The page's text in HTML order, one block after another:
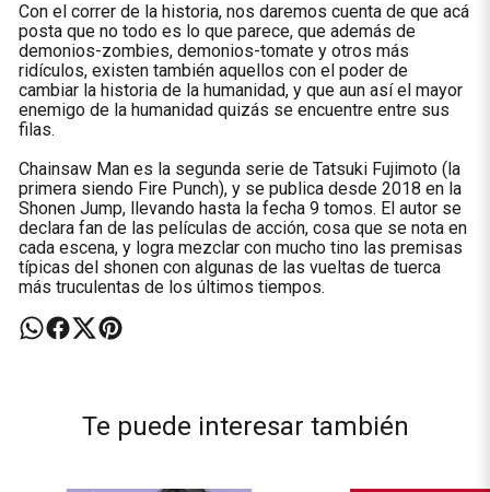
Con el correr de la historia, nos daremos cuenta de que acá
posta que no todo es lo que parece, que además de
demonios-zombies, demonios-tomate y otros más
ridículos, existen también aquellos con el poder de
cambiar la historia de la humanidad, y que aun así el mayor
enemigo de la humanidad quizás se encuentre entre sus
filas.
Chainsaw Man es la segunda serie de Tatsuki Fujimoto (la
primera siendo Fire Punch), y se publica desde 2018 en la
Shonen Jump, llevando hasta la fecha 9 tomos. El autor se
declara fan de las películas de acción, cosa que se nota en
cada escena, y logra mezclar con mucho tino las premisas
típicas del shonen con algunas de las vueltas de tuerca
más truculentas de los últimos tiempos.
Te puede interesar también